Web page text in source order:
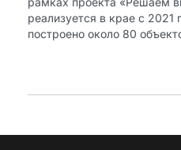
реализуется в крае с 2021
построено около 80